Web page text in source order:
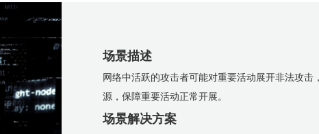
场景描述
网络中活跃的攻击者可能对重要活动展开非法攻
源，保障重要活动正常开展。
场景解决方案